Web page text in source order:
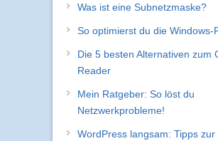
Was ist eine Subnetzmaske?
So optimierst du die Windows-
Die 5 besten Alternativen zum
Reader
Mein Ratgeber: So löst du
Netzwerkprobleme!
WordPress langsam: Tipps zur